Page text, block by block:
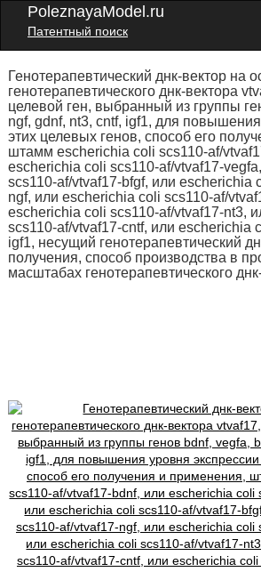
PoleznayaModel.ru
Патентный поиск
Генотерапевтический днк-вектор на
генотерапевтического днк-вектора
целевой ген, выбранный из группы
ngf, gdnf, nt3, cntf, igf1, для
этих целевых генов, способ его
штамм escherichia coli scs110-af/
escherichia coli scs110-af/vtvaf17-
scs110-af/vtvaf17-bfgf, или escherichia
ngf, или escherichia coli scs110-af/
escherichia coli scs110-af/vtvaf17-nt3,
scs110-af/vtvaf17-cntf, или escherichia
igf1, несущий генотерапевтический
получения, способ производства в
масштабах генотерапевтического